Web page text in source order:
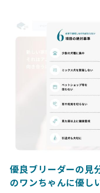
いるというケースもあり
っても大きな負担であり
だからこそ、私たちは正
供すべきだと考えていま
ゃんを家族のように愛す
厳しい基準で厳選し、そ
しています。これにより
リーダーを選べる環境を
そして、消費者の皆様が
を求めることで、ワンち
ーダーが増え、営利優先
される社会を目指してい
ゃんに優しい世界を築い
優良ブリーダーの
のワンちゃんに優し